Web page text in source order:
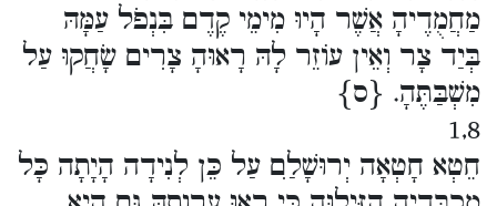
מַחֲמֻדֶיהָ אֲשֶׁר הָיוּ מִימֵי קֶדֶם בִּנְפֹל עַמָּהּ
בְּיַד צָר וְאֵין עוֹזֵר לָהּ רָאוּהָ צָרִים שָׂחֲקוּ עַל
מִשְׁבַּתֶּהָ. {ס}
1,8
חֵטְא חָטְאָה יְרוּשָׁלִַם עַל כֵּן לְנִידָה הָיָתָה כָּל